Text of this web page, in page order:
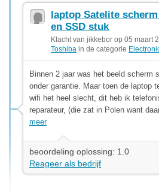
laptop Satelite
en SSD stuk
Klacht van jikkebor op 05 maart
Toshiba in de categorie
Binnen 2 jaar was het beeld scherm
onder garantie. Maar toen de laptop
wifi het heel slecht, dit heb ik
reparateur, (die zat in Polen want
meer
beoordeling oplossing: 1.0
Reageer als bedrijf